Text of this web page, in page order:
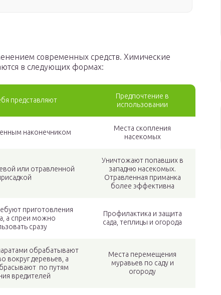
современных средств. Химические
в следующих формах:
представляют
Предпочтение в
использовании
наконечником
Места скопления
насекомых
или отравленной
Уничтожают попавших в
западню насекомых.
Отравленная приманка
более эффективна
приготовления
а спреи можно
сразу
Профилактика и защита
сада, теплицы и огорода
обрабатывают
вокруг деревьев, а
по путям
вредителей
Места перемещения
муравьев по саду и
огороду